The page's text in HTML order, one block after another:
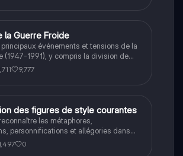
la Guerre Froide
événements et tensions de la
(1947-1991), y compris la division de
la crise de Cuba, la guerre du Vietnam, et
Cette fiche de révision couvre les
9,777
des figures de style courantes
les métaphores,
personnifications et allégories dans
0